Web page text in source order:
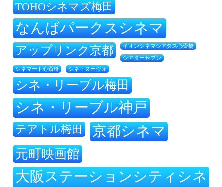
TOHOシネマズ梅田
なんばパークスシネマ
アップリンク京都 イオンシネマシアタス心斎橋
シアターセブン
シネマート心斎橋 シネ・ヌーヴォ
シネ・リーブル梅田
シネ・リーブル神戸
テアトル梅田 京都シネマ
元町映画館
大阪ステーションシティシネ